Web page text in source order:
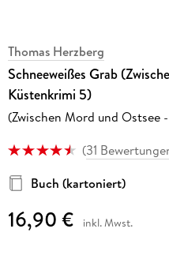
Thomas Herzberg
Schneeweißes Grab
Küstenkrimi 5)
(Zwischen Mord und Ostsee
(31
Buch (kartoniert)
16,90 € inkl. Mwst.